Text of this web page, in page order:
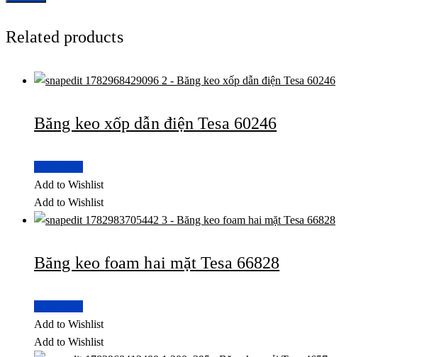
Related products
Băng keo xốp dẫn điện Tesa 60246
Add to Wishlist
Add to Wishlist
Băng keo foam hai mặt Tesa 66828
Add to Wishlist
Add to Wishlist